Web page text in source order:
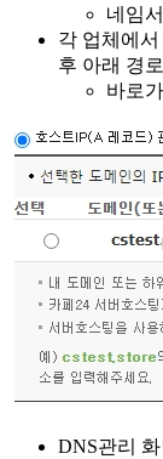
네임
각 업체에
후 아래 경
바로
DNS관리